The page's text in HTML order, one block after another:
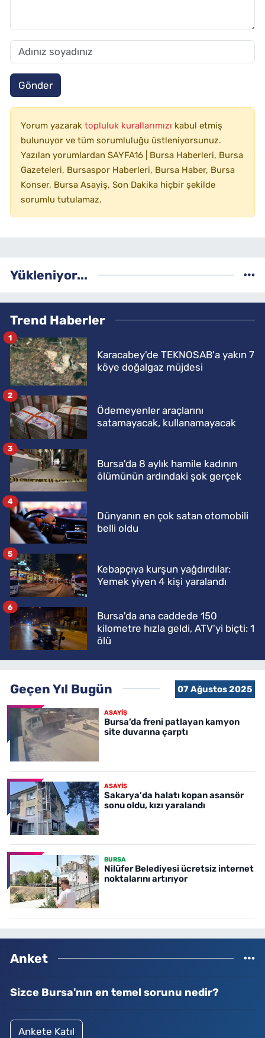
Gönder
Yorum yazarak topluluk kurallarımızı kabul etmiş
bulunuyor ve tüm sorumluluğu üstleniyorsunuz.
Yazılan yorumlardan SAYFA16 | Bursa Haberleri, Bursa
Gazeteleri, Bursaspor Haberleri, Bursa Haber, Bursa
Konser, Bursa Asayiş, Son Dakika hiçbir şekilde
sorumlu tutulamaz.
Yükleniyor...
Trend Haberler
Karacabey'de TEKNOSAB'a yakın 7
köye doğalgaz müjdesi
1
Ödemeyenler araçlarını
satamayacak, kullanamayacak
2
Bursa'da 8 aylık hamile kadının
ölümünün ardındaki şok gerçek
3
Dünyanın en çok satan otomobili
belli oldu
4
Kebapçıya kurşun yağdırdılar:
Yemek yiyen 4 kişi yaralandı
5
Bursa'da ana caddede 150
kilometre hızla geldi, ATV'yi biçti: 1
ölü
6
Geçen Yıl Bugün 07 Ağustos 2025
ASAYİŞ
Bursa’da freni patlayan kamyon
site duvarına çarptı
ASAYİŞ
Sakarya'da halatı kopan asansör
sonu oldu, kızı yaralandı
BURSA
Nilüfer Belediyesi ücretsiz internet
noktalarını artırıyor
Anket
Sizce Bursa'nın en temel sorunu nedir?
Ankete Katıl